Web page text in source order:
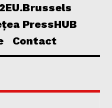
2EU.Brussels
PressHUB
Contact